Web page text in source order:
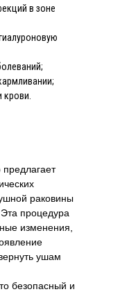
в зоне
раковины
процедура
изменения,
ушам
безопасный и